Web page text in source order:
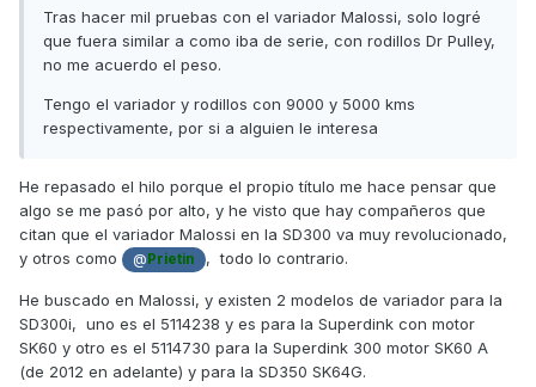
Tras hacer mil pruebas con el variador Malossi, solo logré
que fuera similar a como iba de serie, con rodillos Dr Pulley,
no me acuerdo el peso.
Tengo el variador y rodillos con 9000 y 5000 kms
respectivamente, por si a alguien le interesa
He repasado el hilo porque el propio título me hace pensar que
algo se me pasó por alto, y he visto que hay compañeros que
citan que el variador Malossi en la SD300 va muy revolucionado,
y otros como
@ Prietin , todo lo contrario.
He buscado en Malossi, y existen 2 modelos de variador para la
SD300i, uno es el 5114238 y es para la Superdink con motor
SK60 y otro es el 5114730 para la Superdink 300 motor SK60 A
(de 2012 en adelante) y para la SD350 SK64G.